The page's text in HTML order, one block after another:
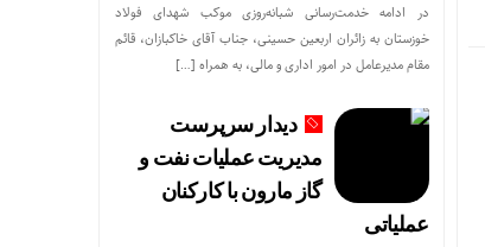
در ادامه خدمت‌رسانی شبانه‌روزی موکب شهدای فولاد
خوزستان به زائران اربعین حسینی، جناب آقای خاکبازان، قائم
مقام مدیرعامل در امور اداری و مالی، به همراه […]
دیدار سرپرست
مدیریت عملیات نفت و
گاز مارون با کارکنان
عملیاتی